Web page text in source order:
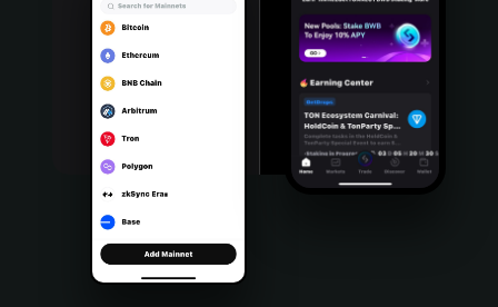
Português (Portugal)
Bahasa Indonesia
Português (Brasil)
Español (Argentina)